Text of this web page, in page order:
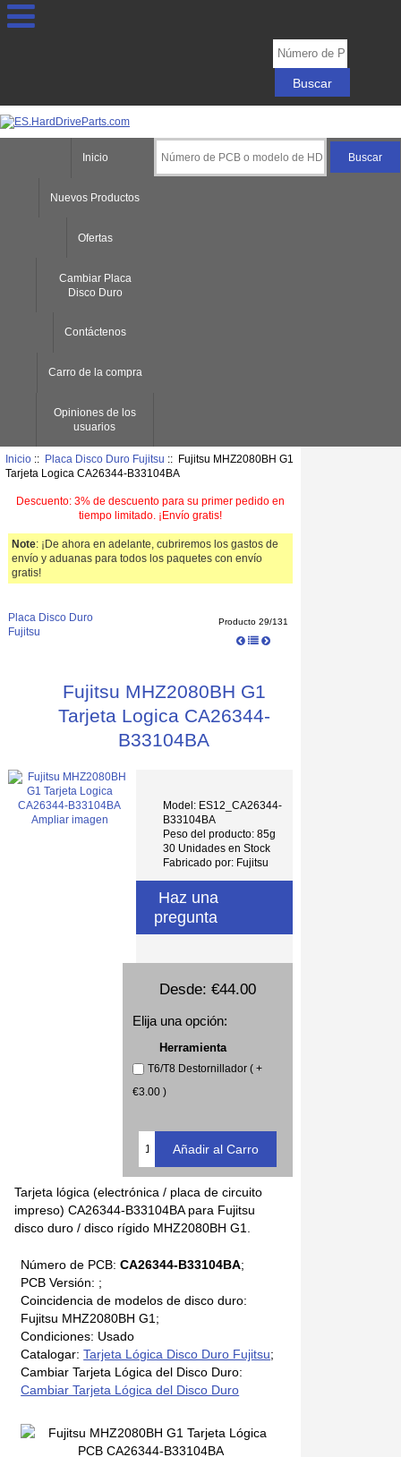
Inicio
Nuevos Productos
Ofertas
Cambiar Placa
Disco Duro
Contáctenos
Carro de la compra
Opiniones de los
usuarios
Inicio:: Placa Disco Duro Fujitsu :: Fujitsu MHZ2080BH G1
Tarjeta Logica CA26344-B33104BA
Descuento: 3% de descuento para su primer pedido en
tiempo limitado. ¡Envío gratis!
Note: ¡De ahora en adelante, cubriremos los gastos de
envío y aduanas para todos los paquetes con envío
gratis!
Placa Disco Duro
Fujitsu
Producto 29/131
Fujitsu MHZ2080BH G1
Tarjeta Logica CA26344-
B33104BA
Ampliar imagen
Model: ES12_CA26344-
B33104BA
Peso del producto: 85g
30 Unidades en Stock
Fabricado por: Fujitsu
Haz una
pregunta
Desde: €44.00
Elija una opción:
Herramienta
T6/T8 Destornillador ( +
€3.00 )
Tarjeta lógica (electrónica / placa de circuito
impreso) CA26344-B33104BA para Fujitsu
disco duro / disco rígido MHZ2080BH G1.
Número de PCB:CA26344-B33104BA;
PCB Versión: ;
Coincidencia de modelos de disco duro:
Fujitsu MHZ2080BH G1;
Condiciones: Usado
Catalogar:Tarjeta Lógica Disco Duro Fujitsu;
Cambiar Tarjeta Lógica del Disco Duro:
Cambiar Tarjeta Lógica del Disco Duro